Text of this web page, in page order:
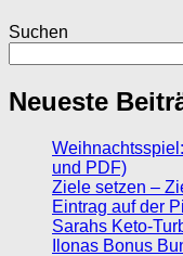
Suchen
Neueste
und PDF)
Ziele setzen –
Eintrag auf der
Sarahs Keto-
Ilonas Bonus